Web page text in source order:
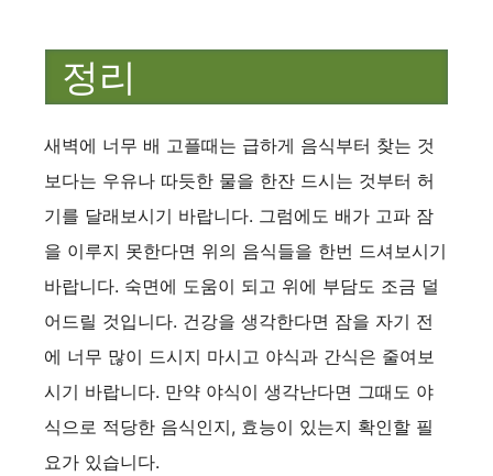
정리
새벽에 너무 배 고플때는 급하게 음식부터 찾는 것
보다는 우유나 따듯한 물을 한잔 드시는 것부터 허
기를 달래보시기 바랍니다. 그럼에도 배가 고파 잠
을 이루지 못한다면 위의 음식들을 한번 드셔보시기
바랍니다. 숙면에 도움이 되고 위에 부담도 조금 덜
어드릴 것입니다. 건강을 생각한다면 잠을 자기 전
에 너무 많이 드시지 마시고 야식과 간식은 줄여보
시기 바랍니다. 만약 야식이 생각난다면 그때도 야
식으로 적당한 음식인지, 효능이 있는지 확인할 필
요가 있습니다.